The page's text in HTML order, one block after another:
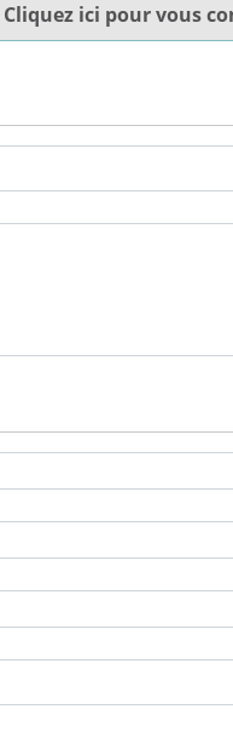
Cliquez ici pour vous